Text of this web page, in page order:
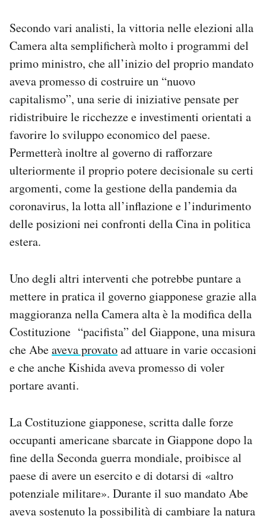
Secondo vari analisti, la vittoria nelle elezioni alla
Camera alta semplificherà molto i programmi del
primo ministro, che all’inizio del proprio mandato
aveva promesso di costruire un “nuovo
capitalismo”, una serie di iniziative pensate per
ridistribuire le ricchezze e investimenti orientati a
favorire lo sviluppo economico del paese.
Permetterà inoltre al governo di rafforzare
ulteriormente il proprio potere decisionale su certi
argomenti, come la gestione della pandemia da
coronavirus, la lotta all’inflazione e l’indurimento
delle posizioni nei confronti della Cina in politica
estera.
Uno degli altri interventi che potrebbe puntare a
mettere in pratica il governo giapponese grazie alla
maggioranza nella Camera alta è la modifica della
Costituzione “pacifista” del Giappone, una misura
che Abeaveva provatoad attuare in varie occasioni
e che anche Kishida aveva promesso di voler
portare avanti.
La Costituzione giapponese, scritta dalle forze
occupanti americane sbarcate in Giappone dopo la
fine della Seconda guerra mondiale, proibisce al
paese di avere un esercito e di dotarsi di «altro
potenziale militare». Durante il suo mandato Abe
aveva sostenuto la possibilità di cambiare la natura